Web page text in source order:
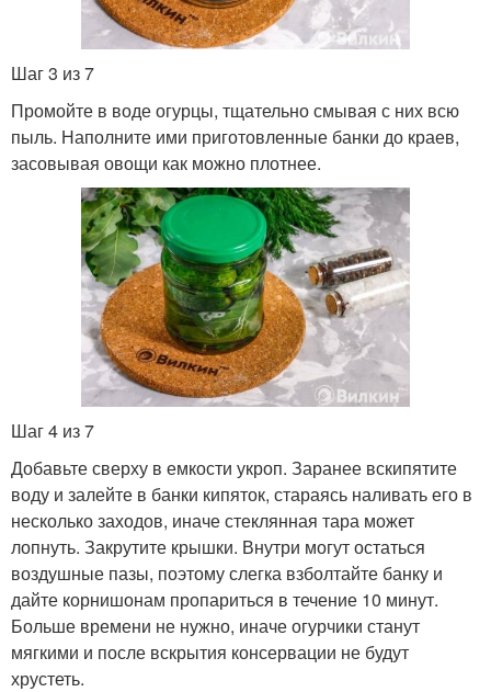
Шаг 3 из 7
Промойте в воде огурцы, тщательно смывая с них всю
пыль. Наполните ими приготовленные банки до краев,
засовывая овощи как можно плотнее.
Шаг 4 из 7
Добавьте сверху в емкости укроп. Заранее вскипятите
воду и залейте в банки кипяток, стараясь наливать его в
несколько заходов, иначе стеклянная тара может
лопнуть. Закрутите крышки. Внутри могут остаться
воздушные пазы, поэтому слегка взболтайте банку и
дайте корнишонам пропариться в течение 10 минут.
Больше времени не нужно, иначе огурчики станут
мягкими и после вскрытия консервации не будут
хрустеть.